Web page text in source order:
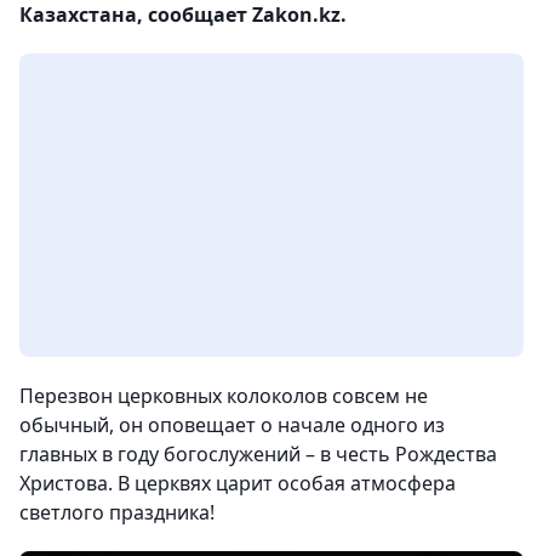
Казахстана, сообщает Zakon.kz.
Перезвон церковных колоколов совсем не
обычный, он оповещает о начале одного из
главных в году богослужений – в честь Рождества
Христова. В церквях царит особая атмосфера
светлого праздника!